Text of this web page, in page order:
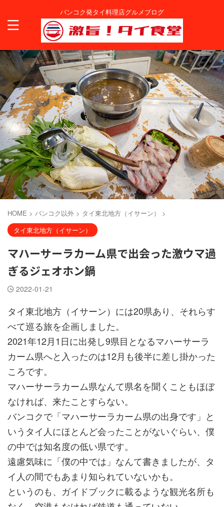
バンコク発タイ料理店グルメブログ
HOME > バンコク以外 > タイ東北地方（イサーン）
>
タイ東北地方（イサーン）
マハーサーラカーム県で出会った激ウマ過
ぎるジェオホン鍋
2022-01-21
タイ東北地方（イサーン）には20県あり、それらす
べて巡る旅を企画しました。
2021年12月1日に出発し9県目となるマハーサーラ
カーム県へと入ったのは12月も後半に差し掛かった
ころです。
マハーサーラカーム県なんて県名を聞くこともほぼ
なければ、来たことすらない。
バンコクで「マハーサーラカーム県の出身です」と
いうタイ人にほとんど会ったことがないぐらい、僕
の中では知名度の低い県です。
遠慮気味に「僕の中では」なんて書きましたが、タ
イ人の間でもあまり知られていないかも。
というのも、ガイドブックに載るような観光名所も